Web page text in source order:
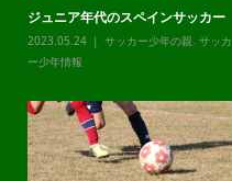
ジュニア年代のスペインサッカー
2023.05.24 サッカー少年の親, サッカ
ー少年情報